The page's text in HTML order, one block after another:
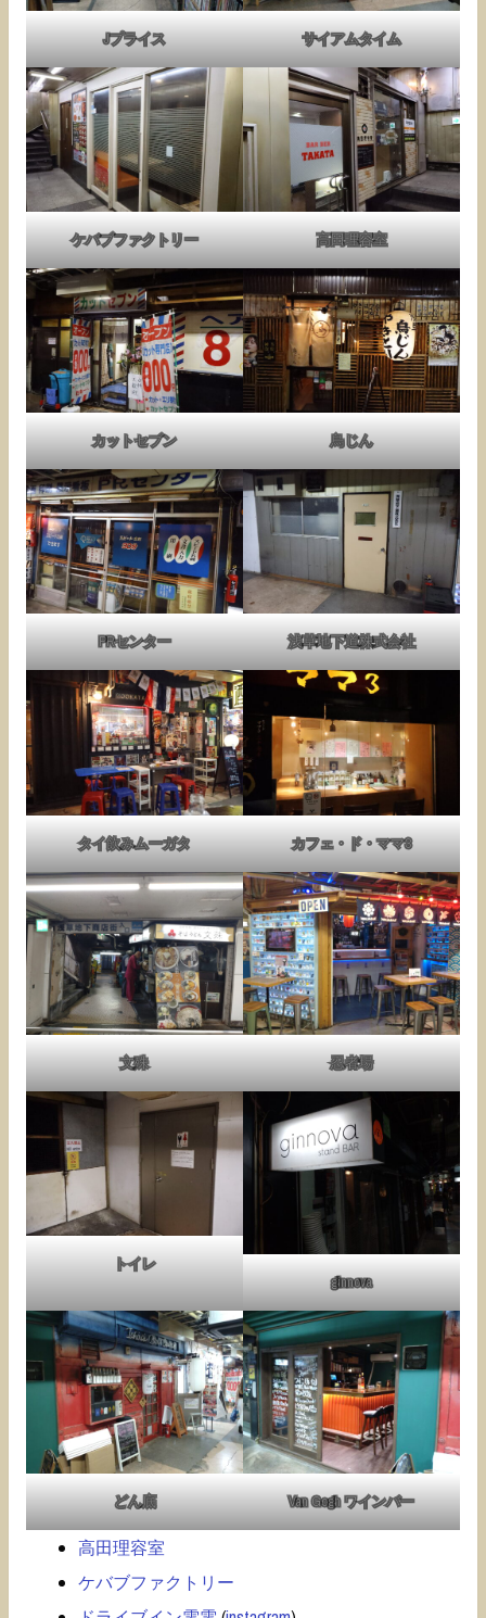
Jプライス サイアムタイム
ケバブファクトリー 高田理容室
カットセブン 鳥じん
PRセンター 浅草地下道株式会社
タイ飲みムーガタ カフェ・ド・ママ3
文殊 忍者場
トイレ
ginnova
どん底 Van Gogh ワインバー
高田理容室
ケバブファクトリー